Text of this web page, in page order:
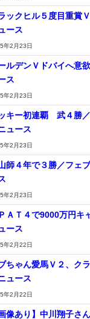
ックヒル５度目重賞
ース
年2月23日
ルデンＶドバイへ意
ス
年2月23日
キー初連覇 武４勝
ュース
年2月23日
師４年で３勝／フェ
年2月23日
ＡＴ４で9000万円キ
ース
年2月22日
ちゃん愛馬Ｖ２、ク
ュース
年2月22日
画像あり】中川翔子さ